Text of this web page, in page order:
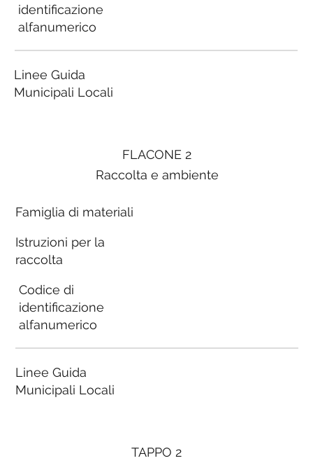
FLACONE 2
Raccolta e ambiente
Famiglia di materiali
Istruzioni per la
raccolta
Codice di
identificazione
alfanumerico
Linee Guida
Municipali Locali
identificazione
alfanumerico
Linee Guida
Municipali Locali
TAPPO 2